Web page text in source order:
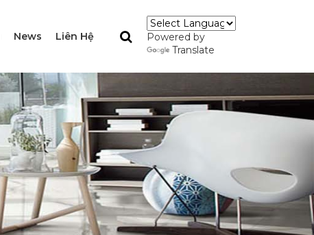
News Liên Hệ
Powered by
Translate